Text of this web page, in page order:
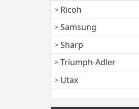
Ricoh
Samsung
Sharp
Triumph-Adler
Utax